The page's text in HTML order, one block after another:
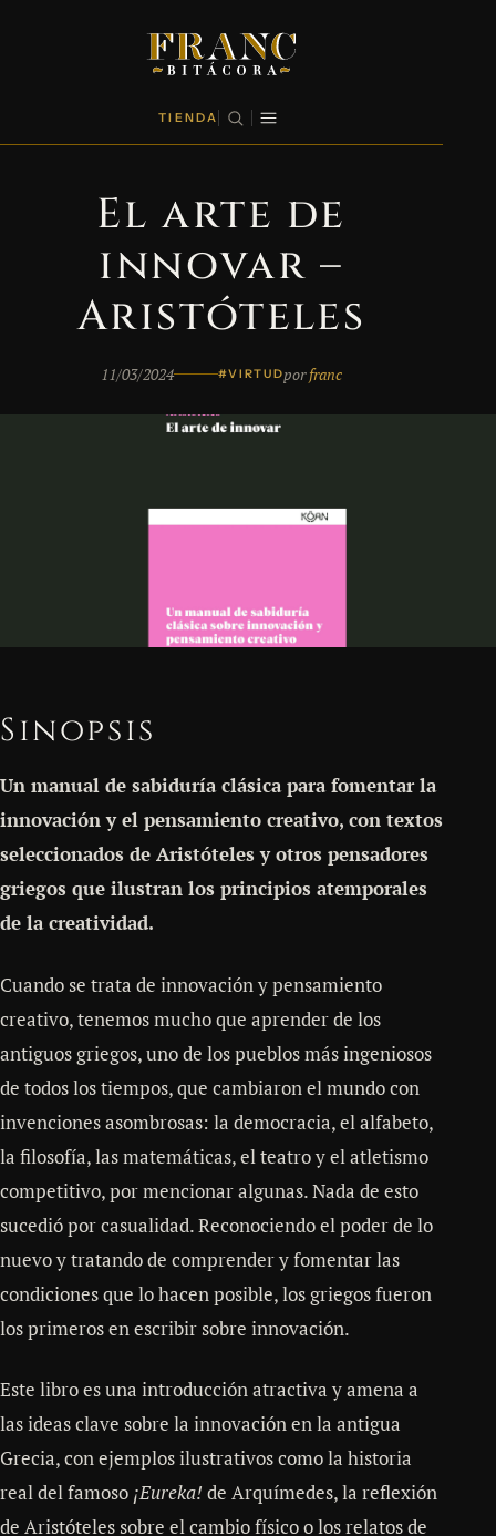
TIENDA
El arte de
innovar –
Aristóteles
11/03/2024 #VIRTUDporfranc
Sinopsis
Un manual de sabiduría clásica para fomentar la
innovación y el pensamiento creativo, con textos
seleccionados de Aristóteles y otros pensadores
griegos que ilustran los principios atemporales
de la creatividad.
Cuando se trata de innovación y pensamiento
creativo, tenemos mucho que aprender de los
antiguos griegos, uno de los pueblos más ingeniosos
de todos los tiempos, que cambiaron el mundo con
invenciones asombrosas: la democracia, el alfabeto,
la filosofía, las matemáticas, el teatro y el atletismo
competitivo, por mencionar algunas. Nada de esto
sucedió por casualidad. Reconociendo el poder de lo
nuevo y tratando de comprender y fomentar las
condiciones que lo hacen posible, los griegos fueron
los primeros en escribir sobre innovación.
Este libro es una introducción atractiva y amena a
las ideas clave sobre la innovación en la antigua
Grecia, con ejemplos ilustrativos como la historia
real del famoso ¡Eureka! de Arquímedes, la reflexión
de Aristóteles sobre el cambio físico o los relatos de